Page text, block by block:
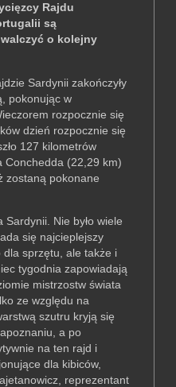
Rajdu
są
o kolejny
Sardynii zakończyły
pokonując w
rozpocznie się
dzień rozpocznie się
127 kilometrów
Conchedda (22,29 km)
zostaną pokonane
Nie było wiele
się najcieplejszy
sprzętu, ale także i
tygodnia zapowiadają
mistrzostw świata
ze względu na
szutru kryją się
a po
na ten rajd i
dla kibiców,
reprezentant